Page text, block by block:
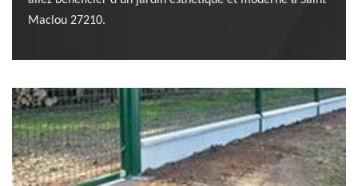
Maclou 27210.